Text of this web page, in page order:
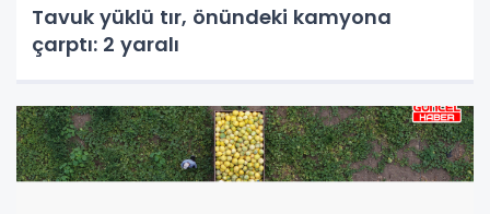
Tavuk yüklü tır, önündeki kamyona
çarptı: 2 yaralı